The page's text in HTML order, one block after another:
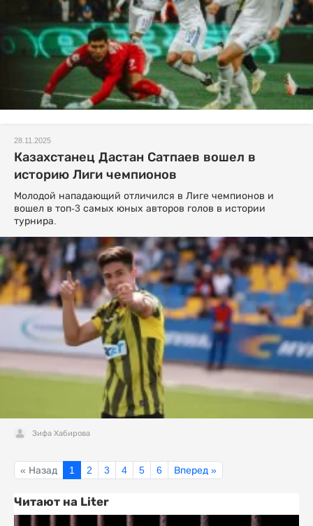
28.11.2025
Казахстанец Дастан Сатпаев вошел в
историю Лиги чемпионов
Молодой нападающий отличился в Лиге чемпионов и
вошел в топ-3 самых юных авторов голов в истории
турнира.
Зифа Хабирова
« Назад 1 2 3 4 5 6 Вперед »
Читают на Liter